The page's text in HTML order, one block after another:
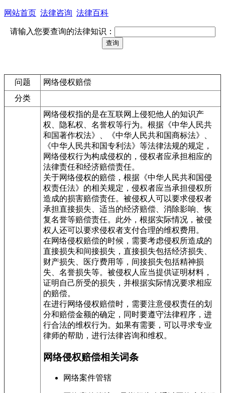
网站首页 法律咨询 法律百科
请输入您要查询的法律知识：
问题
网络侵权赔偿
分类
网络侵权指的是在互联网上侵犯他人的知识产
权、隐私权、名誉权等行为。根据《中华人民共
和国著作权法》、《中华人民共和国商标法》、
《中华人民共和国专利法》等法律法规的规定，
网络侵权行为构成侵权的，侵权者应承担相应的
法律责任和经济赔偿责任。
关于网络侵权的赔偿，根据《中华人民共和国侵
权责任法》的相关规定，侵权者应当承担侵权所
造成的损害赔偿责任。被侵权人可以要求侵权者
承担直接损失、适当的经济赔偿、消除影响、恢
复名誉等赔偿责任。此外，根据实际情况，被侵
权人还可以要求侵权者支付合理的维权费用。
在网络侵权赔偿的时候，需要考虑侵权所造成的
直接损失和间接损失，直接损失包括经济损失、
财产损失、医疗费用等，间接损失包括精神损
失、名誉损失等。被侵权人应当提供证明材料，
证明自己所受的损失，并根据实际情况要求相应
的赔偿。
在进行网络侵权赔偿时，需要注意侵权责任的划
分和赔偿金额的确定，同时要遵守法律程序，进
行合法的维权行为。如果有需要，可以寻求专业
律师的帮助，进行法律咨询和维权。
网络侵权赔偿相关词条
网络案件管辖